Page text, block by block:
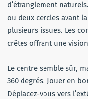
d’étranglement
ou deux cercles avant
plusieurs issues. Les
crêtes offrant une
Le centre semble sûr,
360 degrés. Jouer en
Déplacez-vous vers